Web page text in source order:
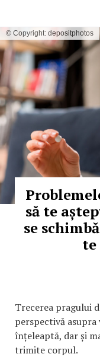
© Copyright: depositphotos
să te
se
Trecerea pragului
perspectivă
înțeleaptă, dar și
trimite corpul.